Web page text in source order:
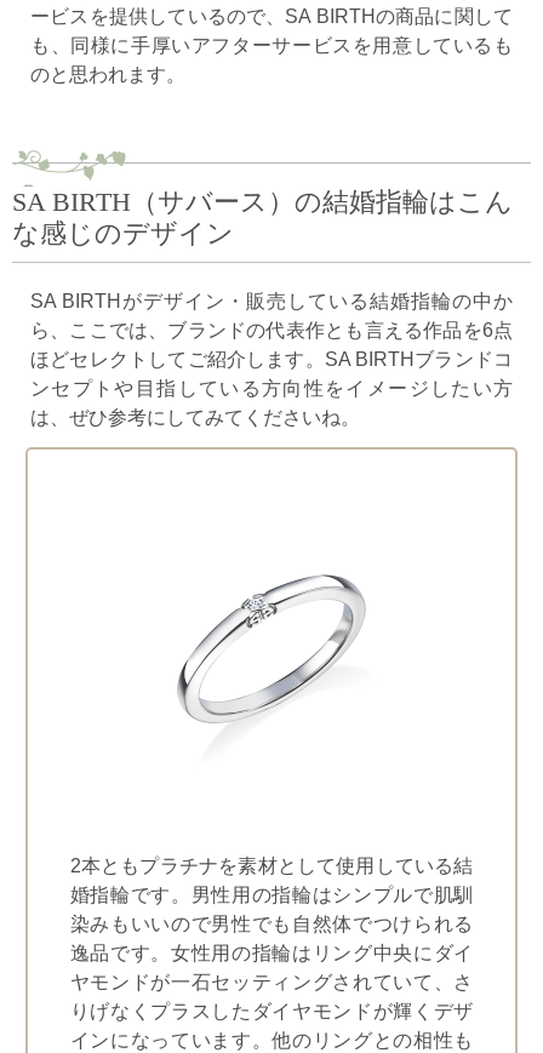
ービスを提供しているので、SA BIRTHの商品に関して
も、同様に手厚いアフターサービスを用意しているも
のと思われます。
SA BIRTH（サバース）の結婚指輪はこん
な感じのデザイン
SA BIRTHがデザイン・販売している結婚指輪の中か
ら、ここでは、ブランドの代表作とも言える作品を6点
ほどセレクトしてご紹介します。SA BIRTHブランドコ
ンセプトや目指している方向性をイメージしたい方
は、ぜひ参考にしてみてくださいね。
2本ともプラチナを素材として使用している結
婚指輪です。男性用の指輪はシンプルで肌馴
染みもいいので男性でも自然体でつけられる
逸品です。女性用の指輪はリング中央にダイ
ヤモンドが一石セッティングされていて、さ
りげなくプラスしたダイヤモンドが輝くデザ
インになっています。他のリングとの相性も